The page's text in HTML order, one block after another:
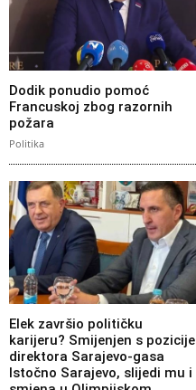
Dodik ponudio pomoć
Francuskoj zbog razornih
požara
Politika
Elek završio političku
karijeru? Smijenjen s pozicije
direktora Sarajevo-gasa
Istočno Sarajevo, slijedi mu i